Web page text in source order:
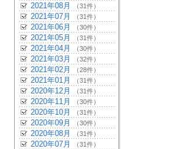
2021年08月 （31件）
2021年07月 （31件）
2021年06月 （30件）
2021年05月 （31件）
2021年04月 （30件）
2021年03月 （32件）
2021年02月 （28件）
2021年01月 （31件）
2020年12月 （31件）
2020年11月 （30件）
2020年10月 （31件）
2020年09月 （30件）
2020年08月 （31件）
2020年07月 （31件）